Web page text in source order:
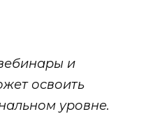
и
освоить
уровне.